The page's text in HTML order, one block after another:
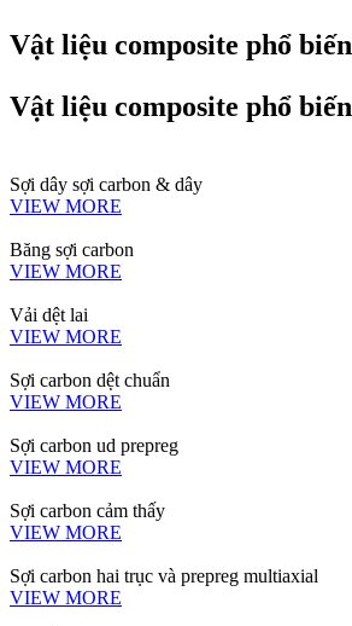
Vật liệu composite phổ biến
Vật liệu composite phổ biến
Sợi dây sợi carbon & dây
VIEW MORE
Băng sợi carbon
VIEW MORE
Vải dệt lai
VIEW MORE
Sợi carbon dệt chuẩn
VIEW MORE
Sợi carbon ud prepreg
VIEW MORE
Sợi carbon cảm thấy
VIEW MORE
Sợi carbon hai trục và prepreg multiaxial
VIEW MORE